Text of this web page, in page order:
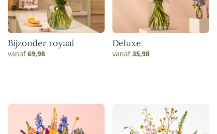
Bijzonder royaal
vanaf69,98
Deluxe
vanaf35,98